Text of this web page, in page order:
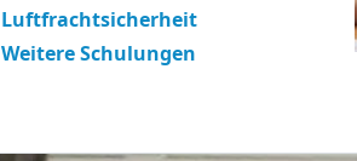
Luftfrachtsicherheit
Weitere Schulungen